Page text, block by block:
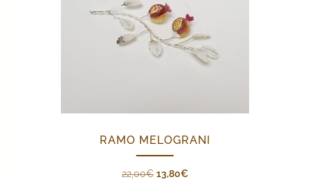
RAMO MELOGRANI
22,00€ Il
13,80€Il